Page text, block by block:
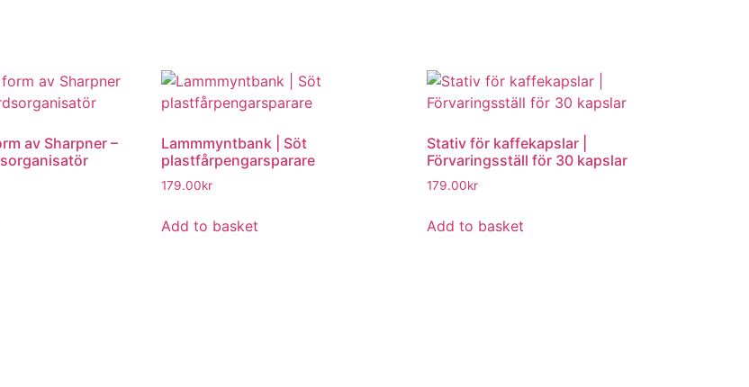
av Sharpner –
Lammmyntbank | Söt
plastfårpengarsparare
179.00kr
Add to basket
Stativ för kaffekapslar |
Förvaringsställ för 30 kapslar
179.00kr
Add to basket